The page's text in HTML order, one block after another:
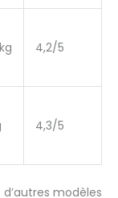
4,2/5
4,3/5
modèles